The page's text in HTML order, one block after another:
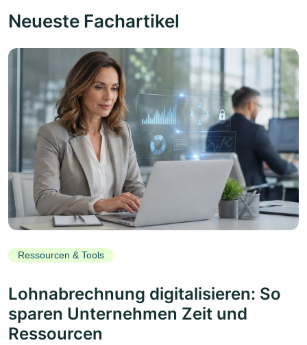
Neueste Fachartikel
Ressourcen & Tools
Lohnabrechnung digitalisieren: So
sparen Unternehmen Zeit und
Ressourcen